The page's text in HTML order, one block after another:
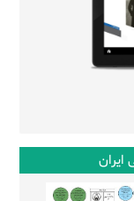
ایران